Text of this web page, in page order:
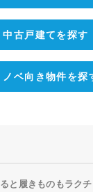
中古戸建てを探す
ノベ向き物件を探
と履きものもラク